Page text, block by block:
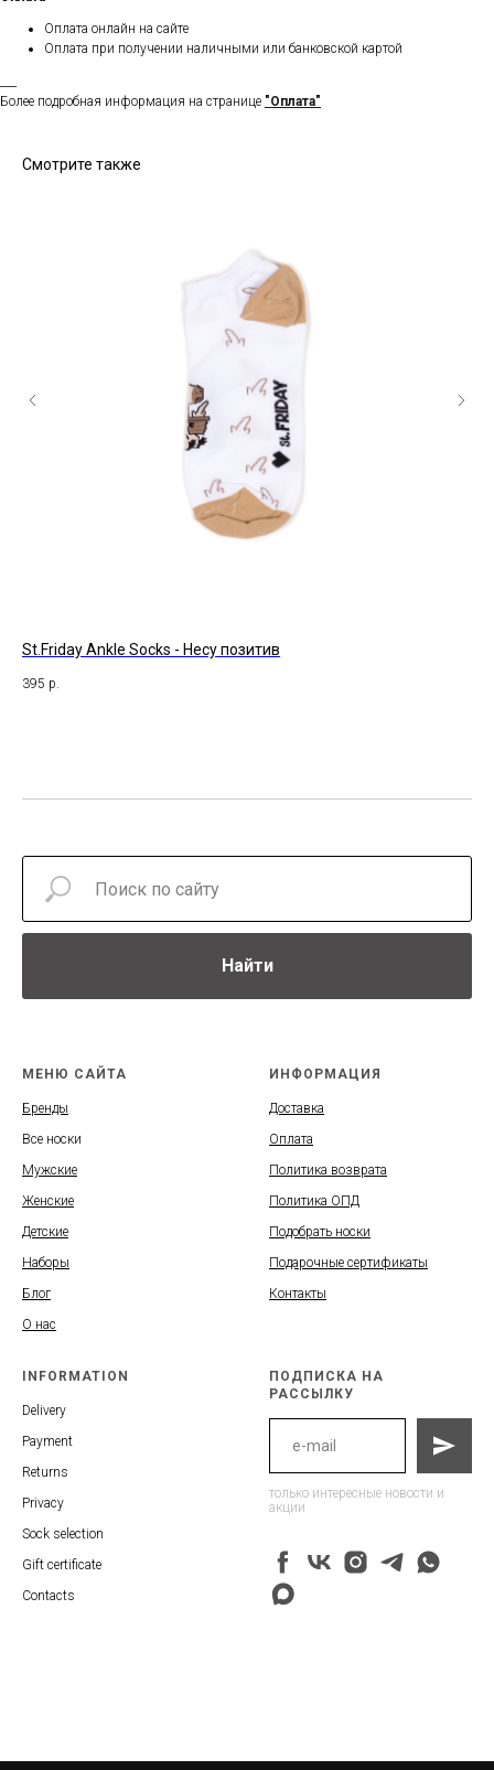
Оплата онлайн на сайте
Оплата при получении наличными или банковской картой
Более подробная информация на странице "Оплата"
Смотрите также
St.Friday Ankle Socks - Несу позитив
395 р.
Найти
МЕНЮ САЙТА
Бренды
Все носки
Мужские
Женские
Детские
Наборы
Блог
О нас
ИНФОРМАЦИЯ
Доставка
Оплата
Политика возврата
Политика ОПД
Подобрать носки
Подарочные сертификаты
Контакты
INFORMATION
Delivery
Payment
Returns
Privacy
Sock selection
Gift certificate
Contacts
ПОДПИСКА НА
РАССЫЛКУ
только интересные новости и
акции